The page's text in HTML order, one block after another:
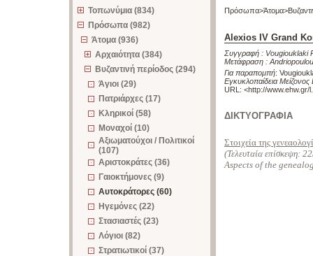
Τοπωνύμια (834)
Πρόσωπα (982)
Άτομα (936)
Αρχαιότητα (384)
Βυζαντινή περίοδος (294)
Άγιοι (29)
Πατριάρχες (17)
Κληρικοί (58)
Μοναχοί (10)
Αξιωματούχοι / Πολιτικοί
(107)
Αριστοκράτες (36)
Γαιοκτήμονες (9)
Αυτοκράτορες (60)
Ηγεμόνες (22)
Στασιαστές (23)
Λόγιοι (82)
Στρατιωτικοί (37)
Πρόσωπα>Άτομα>
Alexios IV Grand
Συγγραφή : Vougiouklaki
Μετάφραση :
Για παραπομπή:
Εγκυκλοπαίδεια
URL: <http://www.ehw.gr/
ΔΙΚΤΥΟΓΡΑΦΙΑ
Στοιχεία της
(Τελευταία επίσκεψη:
Aspects of the